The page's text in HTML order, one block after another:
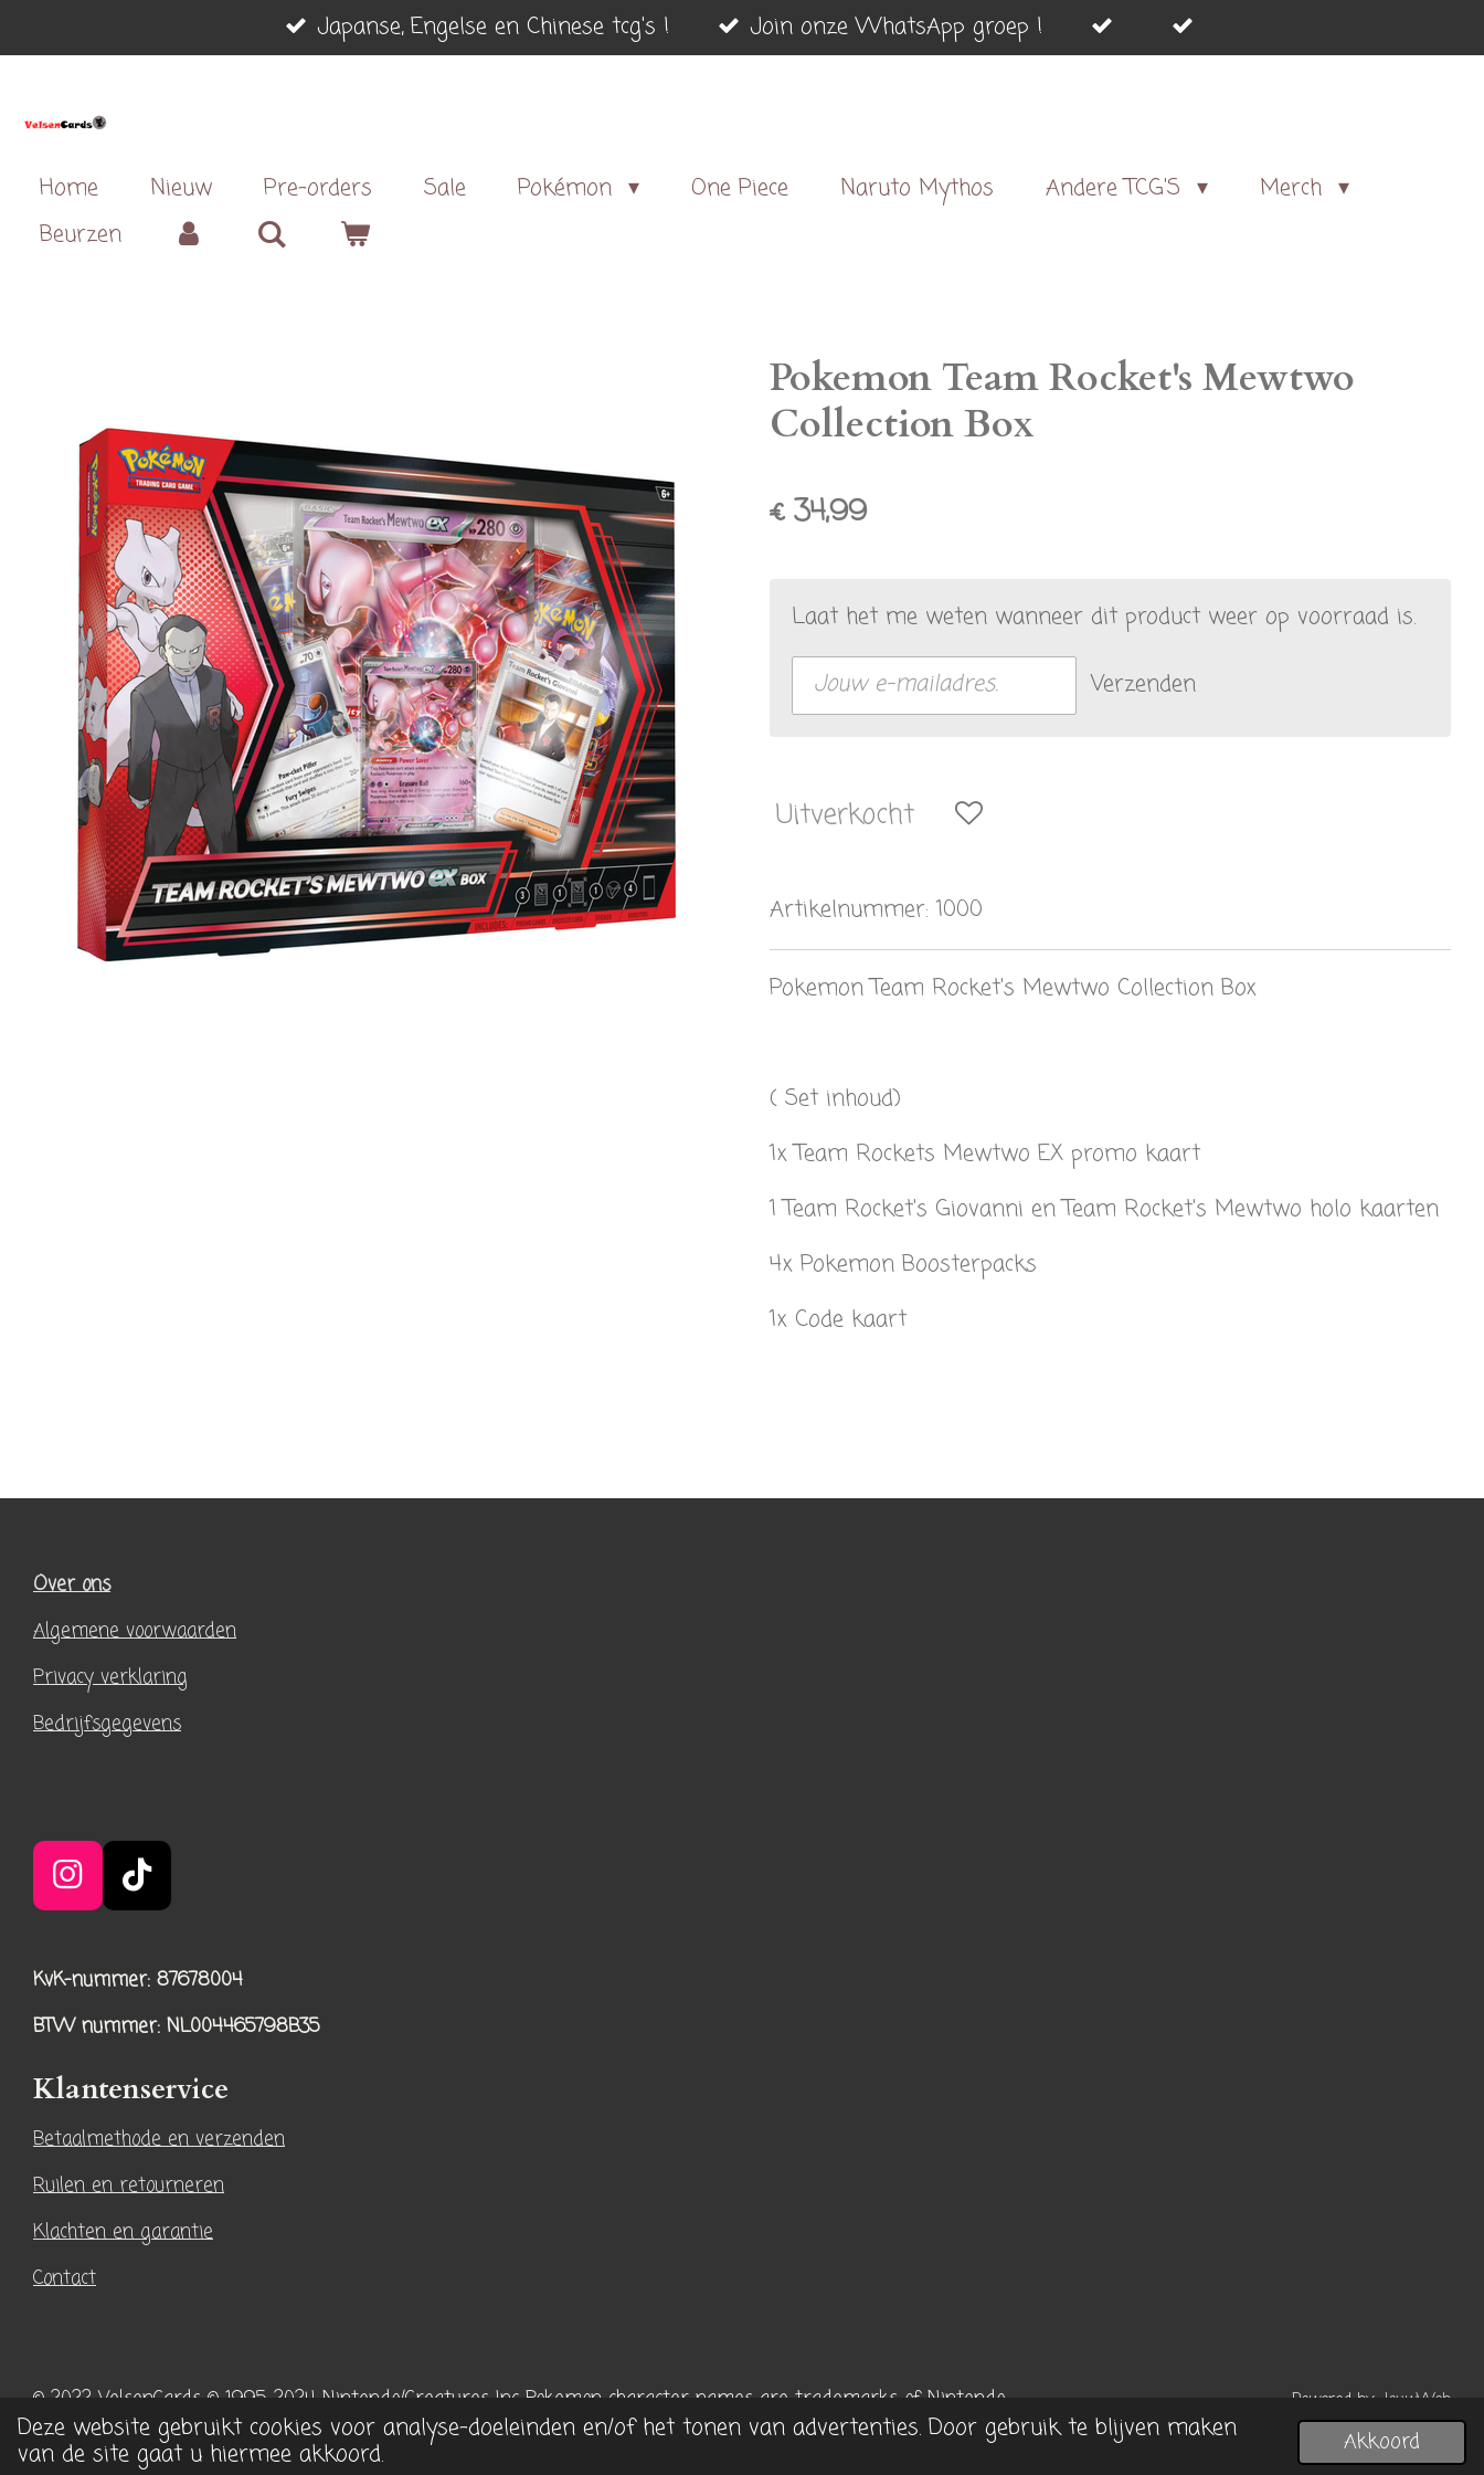
Deze website gebruikt cookies voor analyse-doeleinden en/of het tonen van advertenties. Door gebruik te blijven maken
van de site gaat u hiermee akkoord. Akkoord
direct
de
Japanse, Engelse en Chinese tcg's ! Join onze WhatsApp groep !
Home Nieuw Pre-orders Sale Pokémon One Piece Naruto Mythos Andere TCG'S
Merch
Beurzen
Pokemon Team Rocket's Mewtwo
Collection Box
€ 34,99
Laat het me weten wanneer dit product weer op voorraad is.
Verzenden
Uitverkocht
Artikelnummer: 1000
Pokemon Team Rocket's Mewtwo Collection Box
( Set inhoud)
1x Team Rockets Mewtwo EX promo kaart
1 Team Rocket's Giovanni en Team Rocket's Mewtwo holo kaarten
4x Pokemon Boosterpacks
1x Code kaart
Over ons
Algemene voorwaarden
Privacy verklaring
Bedrijfsgegevens
I
n
t
a
r
a
m
T
i
T
o
KvK-nummer: 87678004
BTW nummer: NL004465798B35
Klantenservice
Betaalmethode en verzenden
Ruilen en retourneren
Klachten en garantie
Contact
© 2022 VelsenCards © 1995-2024 Nintendo/Creatures Inc Pokemon character names are trademarks of Nintendo. Powered by JouwWeb